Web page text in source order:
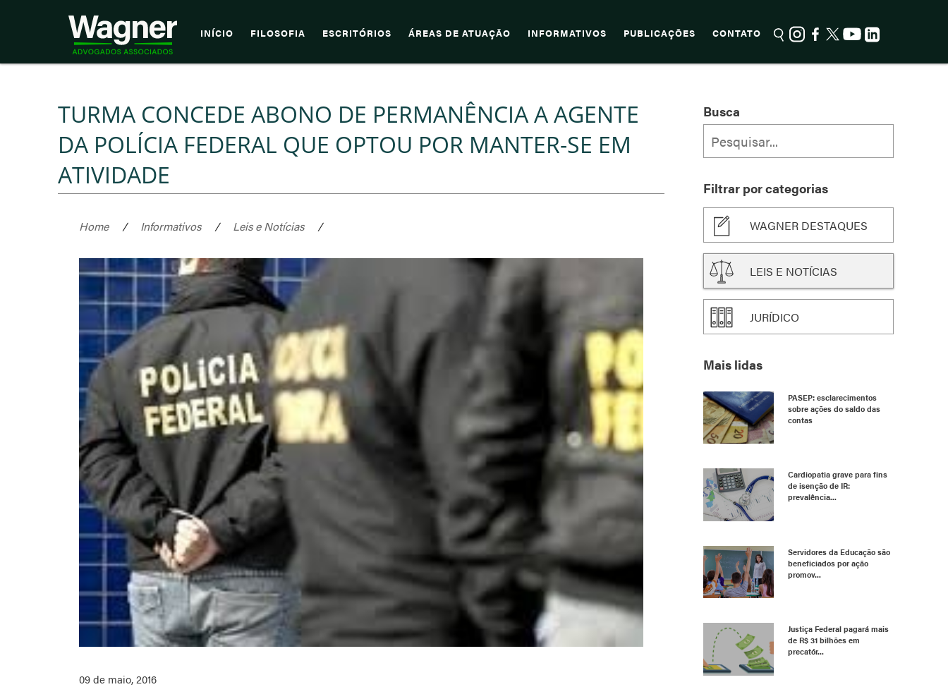
INÍCIO FILOSOFIA ESCRITÓRIOS ÁREAS DE ATUAÇÃO INFORMATIVOS PUBLICAÇÕES CONTATO
TURMA CONCEDE ABONO DE PERMANÊNCIA A AGENTE
DA POLÍCIA FEDERAL QUE OPTOU POR MANTER-SE EM
ATIVIDADE
Home / Informativos / Leis e Notícias /
09 de maio, 2016
Busca
Filtrar por categorias
WAGNER DESTAQUES
LEIS E NOTÍCIAS
JURÍDICO
Mais lidas
PASEP: esclarecimentos
sobre ações do saldo das
contas
Cardiopatia grave para fins
de isenção de IR:
prevalência...
Servidores da Educação são
beneficiados por ação
promov...
Justiça Federal pagará mais
de R$ 31 bilhões em
precatór...